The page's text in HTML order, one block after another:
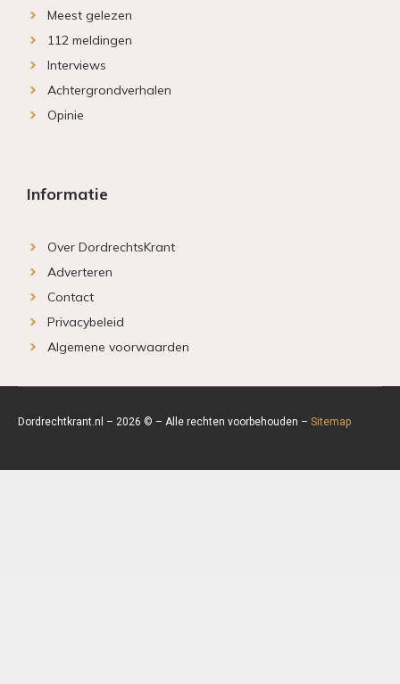
Meest gelezen
112 meldingen
Interviews
Achtergrondverhalen
Opinie
Informatie
Over DordrechtsKrant
Adverteren
Contact
Privacybeleid
Algemene voorwaarden
Dordrechtkrant.nl – 2026 © – Alle rechten voorbehouden – Sitemap